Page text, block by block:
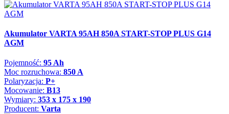
Akumulator VARTA 95AH 850A START-STOP PLUS G14
AGM
Pojemność: 95 Ah
Moc rozruchowa: 850 A
Polaryzacja: P+
Mocowanie: B13
Wymiary: 353 x 175 x 190
Producent: Varta